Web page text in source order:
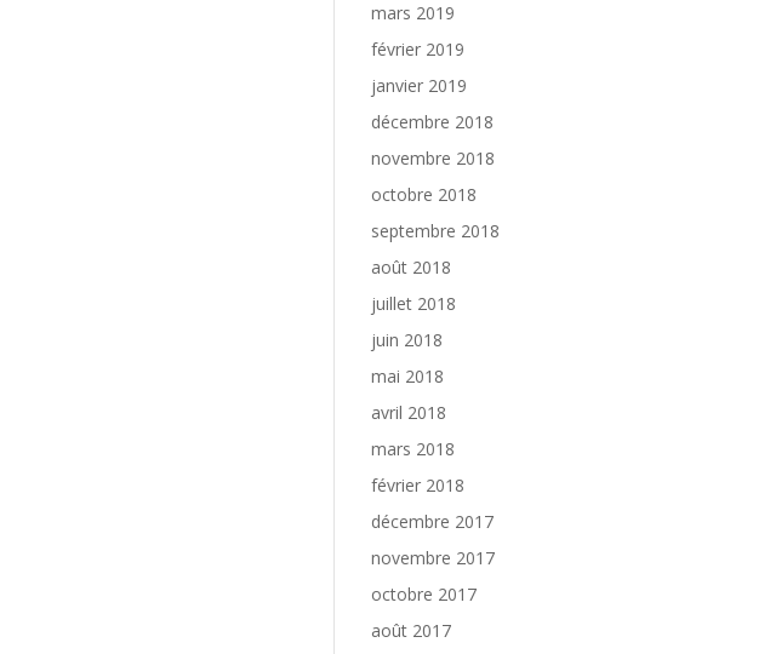
mars 2019
février 2019
janvier 2019
décembre 2018
novembre 2018
octobre 2018
septembre 2018
août 2018
juillet 2018
juin 2018
mai 2018
avril 2018
mars 2018
février 2018
décembre 2017
novembre 2017
octobre 2017
août 2017